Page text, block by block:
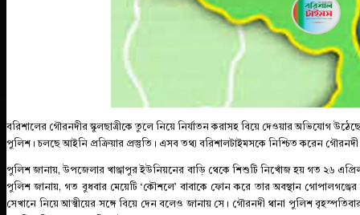
ব‌রিশালের গৌরনদীর স্কুলছাত্রীকে তুলে নিয়ে নির্যাতন করাসহ বিয়ে দেওয়ার অভিযোগ
পুলিশ। চলছে আইনি প্রক্রিয়ার প্রস্তুতি। এসব তথ্য বরিশালটাইমসকে নিশ্চিত করেন
পুলিশ জানায়, উপজেলার খাঞ্জাপুর ইউনিয়নের বাড়ি থেকে শিশুটি নিখোঁজ হয় গত ২৬
পুলিশ জানায়, গত বুধবার মেয়েটি ‘কৌশলে’ বাবাকে ফোন করে তার অবস্থান
সেখানে নিয়ে আত্মীয়ের সঙ্গে বিয়ে দেন বলেও জানায় সে। গৌরনদী থানা পুলিশ